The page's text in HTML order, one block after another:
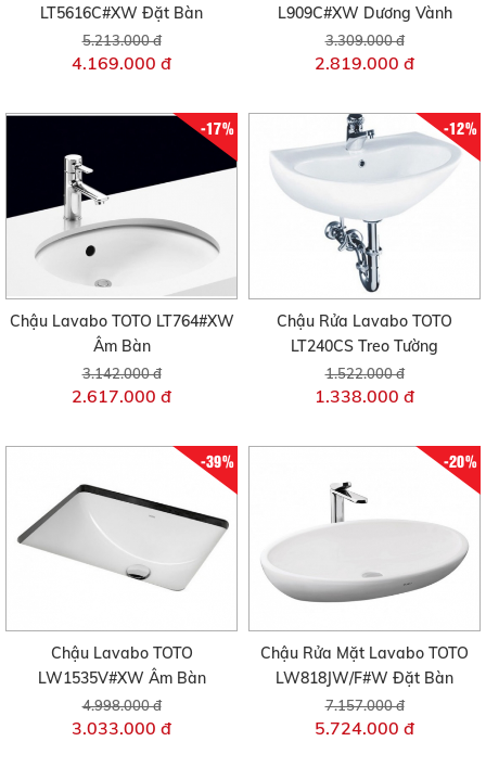
LT5616C#XW Đặt Bàn
5.213.000 đ
4.169.000 đ
L909C#XW Dương Vành
3.309.000 đ
2.819.000 đ
-17%
Chậu Lavabo TOTO LT764#XW
Âm Bàn
3.142.000 đ
2.617.000 đ
-12%
Chậu Rửa Lavabo TOTO
LT240CS Treo Tường
1.522.000 đ
1.338.000 đ
-39%
Chậu Lavabo TOTO
LW1535V#XW Âm Bàn
4.998.000 đ
3.033.000 đ
-20%
Chậu Rửa Mặt Lavabo TOTO
LW818JW/F#W Đặt Bàn
7.157.000 đ
5.724.000 đ